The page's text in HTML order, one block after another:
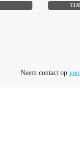
Neem contact op